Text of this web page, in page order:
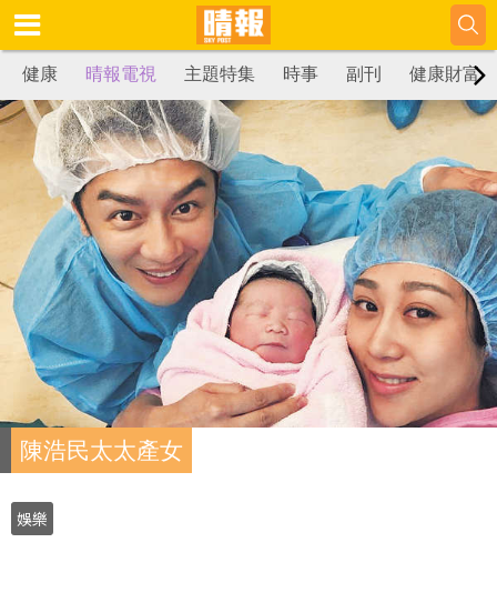
健康 晴報電視 主題特集 時事 副刊 健康財富
陳浩民太太產女
娛樂